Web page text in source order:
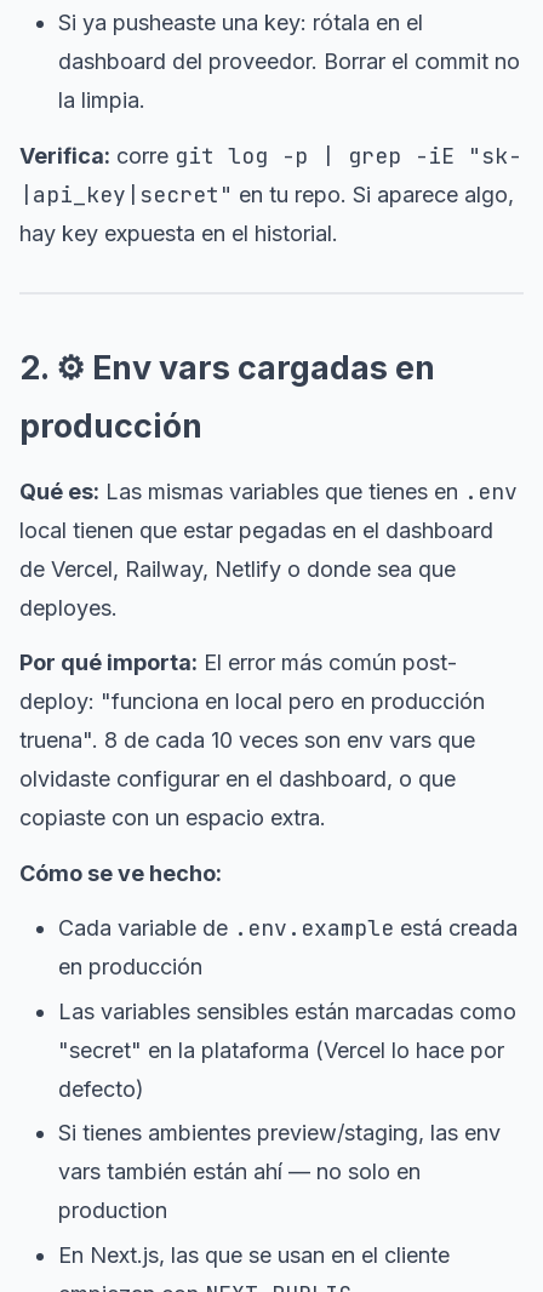
Si ya pusheaste una key: rótala en el
dashboard del proveedor. Borrar el commit no
la limpia.
Verifica: corre git log -p | grep -iE "sk-
|api_key|secret" en tu repo. Si aparece algo,
hay key expuesta en el historial.
2. ⚙️ Env vars cargadas en
producción
Qué es: Las mismas variables que tienes en .env
local tienen que estar pegadas en el dashboard
de Vercel, Railway, Netlify o donde sea que
deployes.
Por qué importa: El error más común post-
deploy: "funciona en local pero en producción
truena". 8 de cada 10 veces son env vars que
olvidaste configurar en el dashboard, o que
copiaste con un espacio extra.
Cómo se ve hecho:
Cada variable de .env.example está creada
en producción
Las variables sensibles están marcadas como
"secret" en la plataforma (Vercel lo hace por
defecto)
Si tienes ambientes preview/staging, las env
vars también están ahí — no solo en
production
En Next.js, las que se usan en el cliente